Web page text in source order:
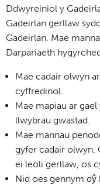
Ddwyreiniol y
Gadeirlan gerllaw
Gadeirlan. Mae
Darpariaeth
Mae cadair olwyn
cyffredinol.
Mae mapiau ar
llwybrau gwastad.
Mae mannau
gyfer cadair olwyn.
ei leoli gerllaw, os
Nid oes gennym dŷ